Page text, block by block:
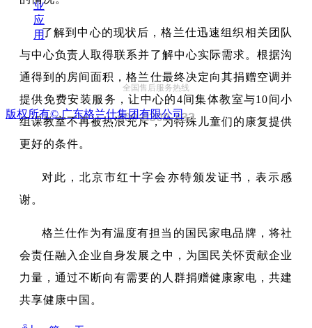
业
应
用了解到中心的现状后，格兰仕迅速组织相关团队
与中心负责人取得联系并了解中心实际需求。根据沟
通得到的房间面积，格兰仕最终决定向其捐赠空调并
提供免费安装服务，让中心的4间集体教室与10间小
组课教室不再被热浪充斥，为特殊儿童们的康复提供
更好的条件。
对此，北京市红十字会亦特颁发证书，表示感
谢。
格兰仕作为有温度有担当的国民家电品牌，将社
会责任融入企业自身发展之中，为国民关怀贡献企业
力量，通过不断向有需要的人群捐赠健康家电，共建
共享健康中国。
全国售后服务热线
400-8300-333
版权所有© 广东格兰仕集团有限公司